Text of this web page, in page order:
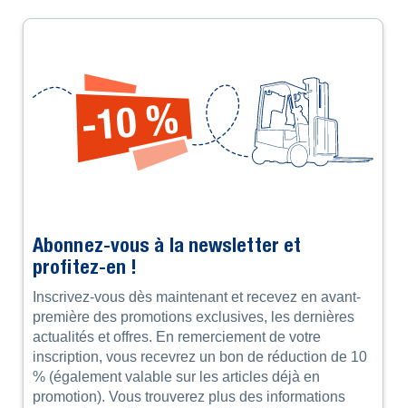
Abonnez-vous à la newsletter et
profitez-en !
Inscrivez-vous dès maintenant et recevez en avant-
première des promotions exclusives, les dernières
actualités et offres. En remerciement de votre
inscription, vous recevrez un bon de réduction de 10
% (également valable sur les articles déjà en
promotion). Vous trouverez plus des informations